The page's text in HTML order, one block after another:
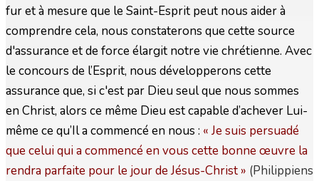
fur et à mesure que le Saint-Esprit peut nous aider à
comprendre cela, nous constaterons que cette source
d'assurance et de force élargit notre vie chrétienne. Avec
le concours de l’Esprit, nous développerons cette
assurance que, si c'est par Dieu seul que nous sommes
en Christ, alors ce même Dieu est capable d’achever Lui-
même ce qu’Il a commencé en nous : « Je suis persuadé
que celui qui a commencé en vous cette bonne œuvre la
rendra parfaite pour le jour de Jésus-Christ » (Philippiens